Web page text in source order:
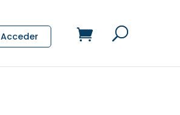
Acceder